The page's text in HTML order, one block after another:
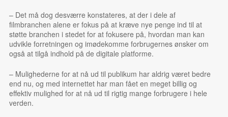
– Det må dog desværre konstateres, at der i dele af
filmbranchen alene er fokus på at kræve nye penge ind til at
støtte branchen i stedet for at fokusere på, hvordan man kan
udvikle forretningen og imødekomme forbrugernes ønsker om
også at tilgå indhold på de digitale platforme.
– Mulighederne for at nå ud til publikum har aldrig været bedre
end nu, og med internettet har man fået en meget billig og
effektiv mulighed for at nå ud til rigtig mange forbrugere i hele
verden.